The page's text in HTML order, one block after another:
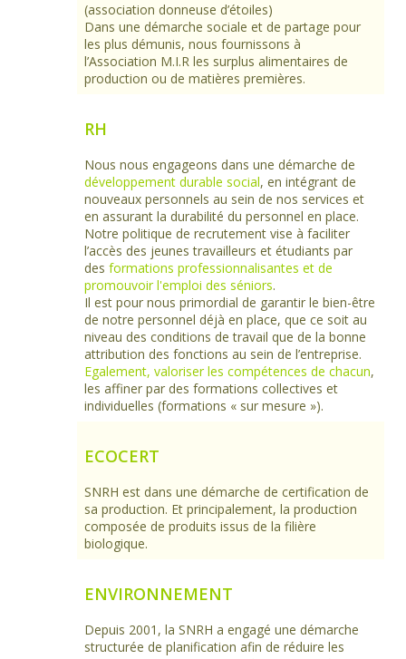
(association donneuse d’étoiles)
Dans une démarche sociale et de partage pour
les plus démunis, nous fournissons à
l’Association M.I.R les surplus alimentaires de
production ou de matières premières.
RH
Nous nous engageons dans une démarche de
développement durable social, en intégrant de
nouveaux personnels au sein de nos services et
en assurant la durabilité du personnel en place.
Notre politique de recrutement vise à faciliter
l’accès des jeunes travailleurs et étudiants par
des formations professionnalisantes et de
promouvoir l'emploi des séniors.
Il est pour nous primordial de garantir le bien-être
de notre personnel déjà en place, que ce soit au
niveau des conditions de travail que de la bonne
attribution des fonctions au sein de l’entreprise.
Egalement, valoriser les compétences de chacun,
les affiner par des formations collectives et
individuelles (formations « sur mesure »).
ECOCERT
SNRH est dans une démarche de certification de
sa production. Et principalement, la production
composée de produits issus de la filière
biologique.
ENVIRONNEMENT
Depuis 2001, la SNRH a engagé une démarche
structurée de planification afin de réduire les